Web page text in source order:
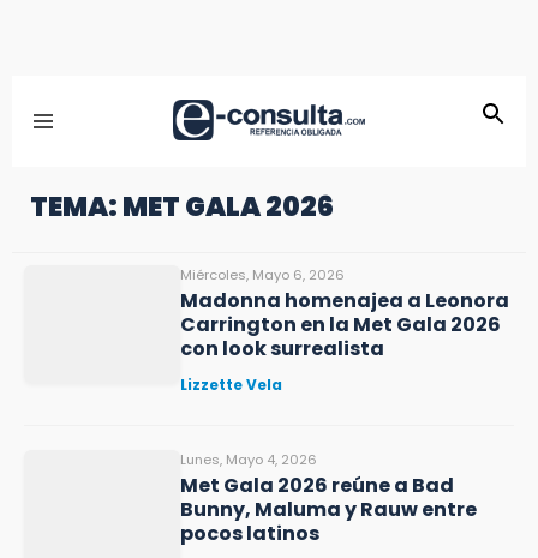
TEMA: MET GALA 2026
Miércoles, Mayo 6, 2026
Madonna homenajea a Leonora
Carrington en la Met Gala 2026
con look surrealista
Lizzette Vela
Lunes, Mayo 4, 2026
Met Gala 2026 reúne a Bad
Bunny, Maluma y Rauw entre
pocos latinos